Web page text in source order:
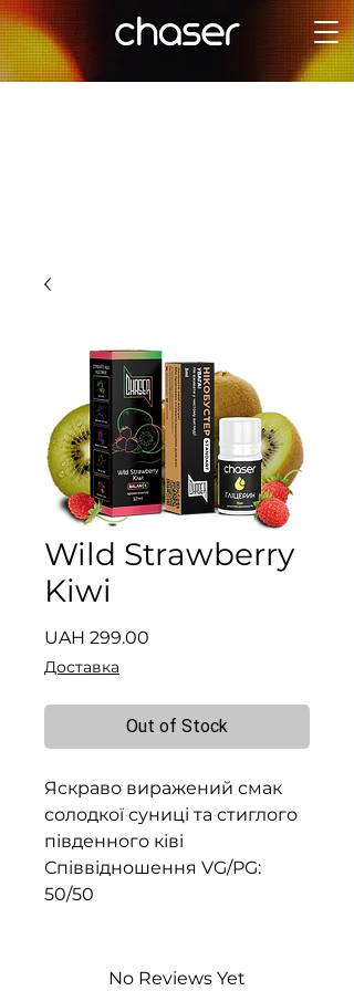
Wild Strawberry
Kiwi
UAH 299.00
Доставка
Out of Stock
Яскраво виражений смак
солодкої суниці та стиглого
південного ківі
Співвідношення VG/PG:
50/50
No Reviews Yet